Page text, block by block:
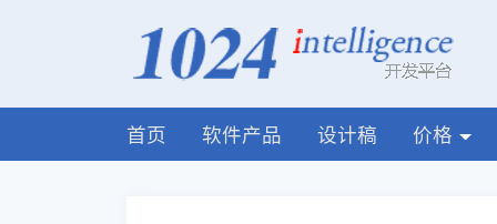
首页 软件产品 设计稿 价格